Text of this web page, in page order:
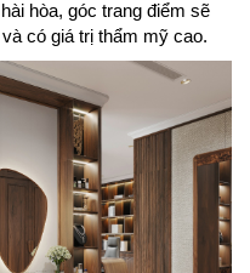
hòa, góc trang điểm sẽ
có giá trị thẩm mỹ cao.